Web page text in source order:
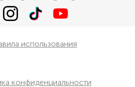
использования
конфиденциальности